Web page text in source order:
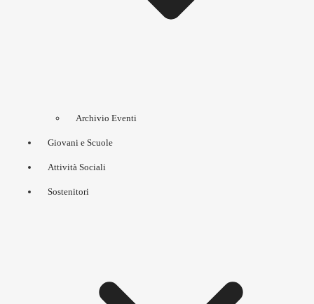
Archivio Eventi
Giovani e Scuole
Attività Sociali
Sostenitori